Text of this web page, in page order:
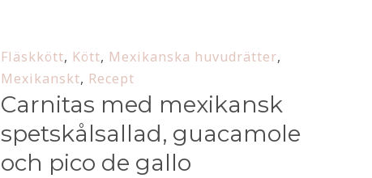
Fläskkött, Kött, Mexikanska huvudrätter,
Mexikanskt, Recept
Carnitas med mexikansk
spetskålsallad, guacamole
och pico de gallo